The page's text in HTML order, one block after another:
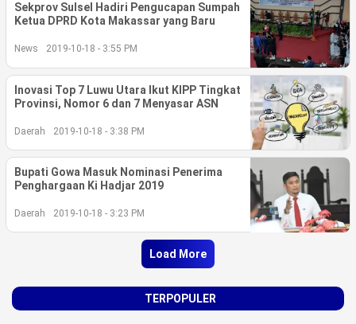
Sekprov Sulsel Hadiri Pengucapan Sumpah
Ketua DPRD Kota Makassar yang Baru
News 2019-10-18 - 3:55 PM
Inovasi Top 7 Luwu Utara Ikut KIPP Tingkat
Provinsi, Nomor 6 dan 7 Menyasar ASN
Daerah 2019-10-18 - 3:38 PM
Bupati Gowa Masuk Nominasi Penerima
Penghargaan Ki Hadjar 2019
Daerah 2019-10-18 - 3:23 PM
Load More
TERPOPULER